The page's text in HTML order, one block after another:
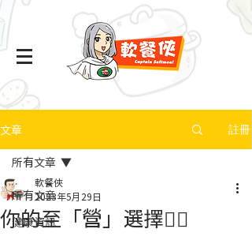
文章 註冊
所有文章
健康資訊
所有文章
你的至「營」選擇👍🏻
軟餐俠
2023年5月29日